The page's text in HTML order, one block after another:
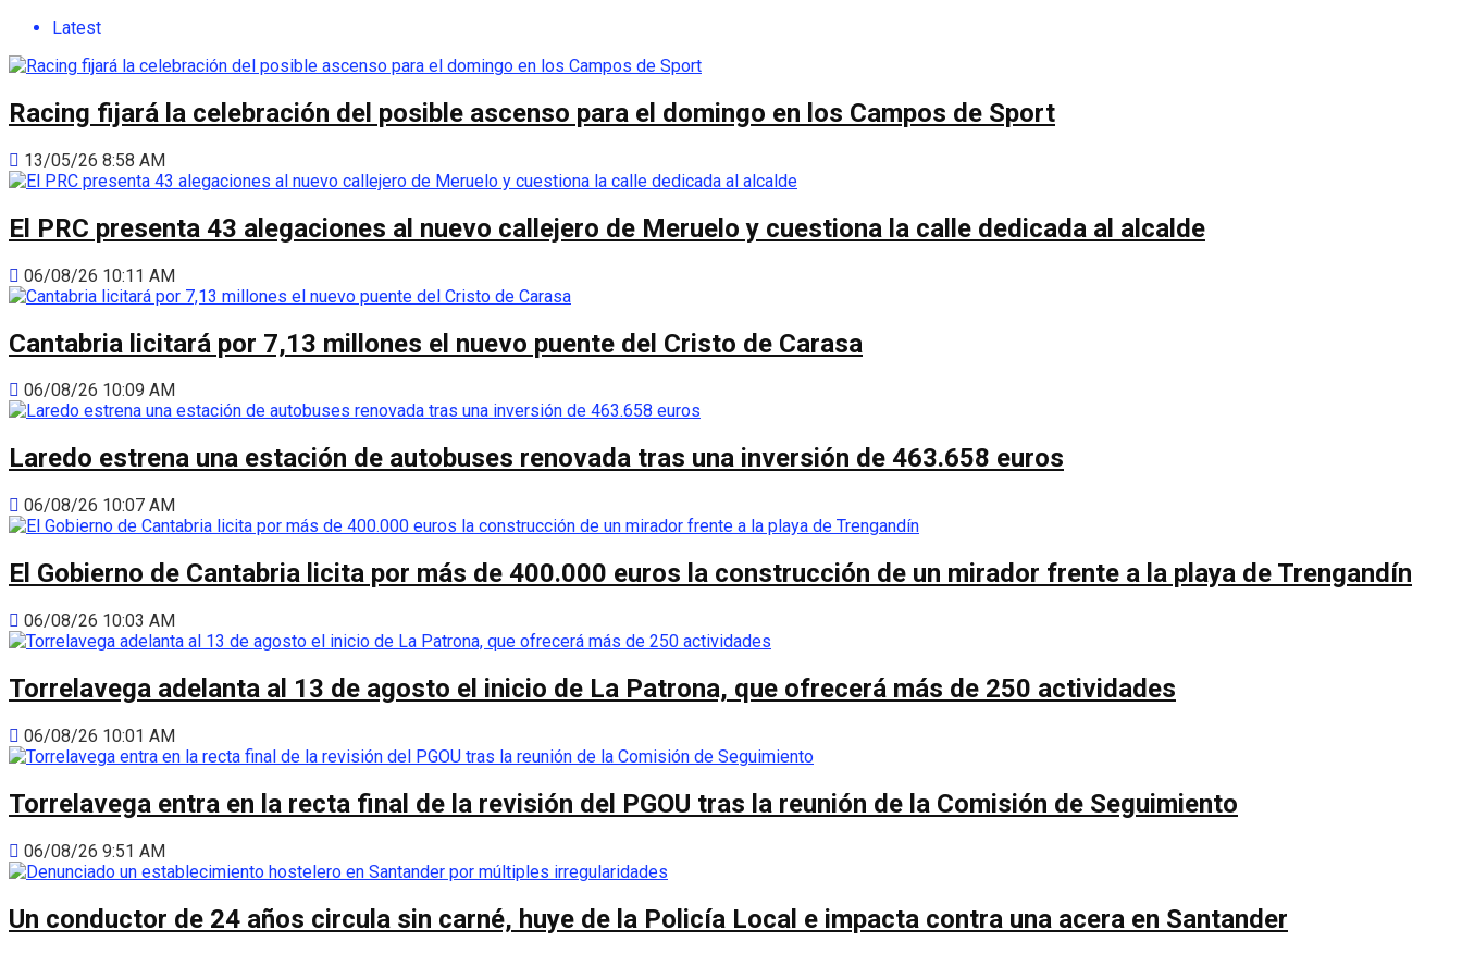
Latest
Racing fijará la celebración del posible ascenso para el domingo en los Campos de Sport
13/05/26 8:58 AM
El PRC presenta 43 alegaciones al nuevo callejero de Meruelo y cuestiona la calle dedicada al alcalde
06/08/26 10:11 AM
Cantabria licitará por 7,13 millones el nuevo puente del Cristo de Carasa
06/08/26 10:09 AM
Laredo estrena una estación de autobuses renovada tras una inversión de 463.658 euros
06/08/26 10:07 AM
El Gobierno de Cantabria licita por más de 400.000 euros la construcción de un mirador frente a la playa de Trengandín
06/08/26 10:03 AM
Torrelavega adelanta al 13 de agosto el inicio de La Patrona, que ofrecerá más de 250 actividades
06/08/26 10:01 AM
Torrelavega entra en la recta final de la revisión del PGOU tras la reunión de la Comisión de Seguimiento
06/08/26 9:51 AM
Un conductor de 24 años circula sin carné, huye de la Policía Local e impacta contra una acera en Santander